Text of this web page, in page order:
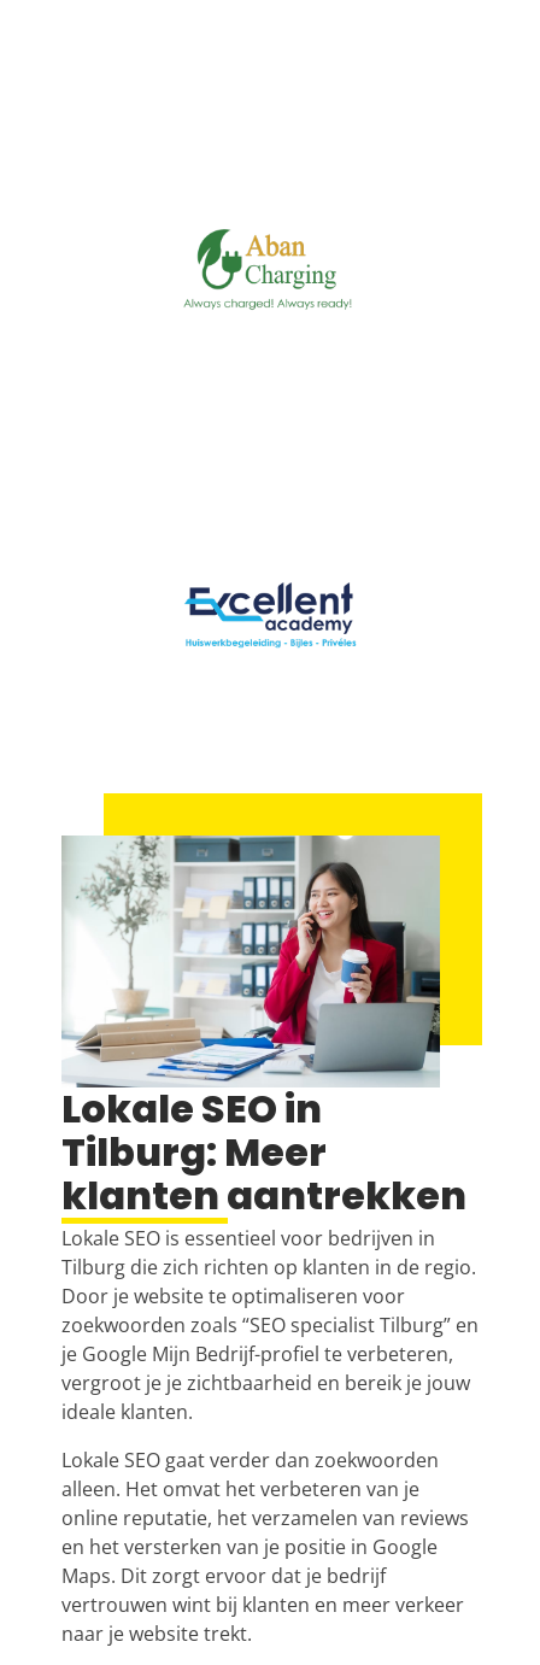
Lokale SEO in
Tilburg: Meer
klanten aantrekken
Lokale SEO is essentieel voor bedrijven in
Tilburg die zich richten op klanten in de regio.
Door je website te optimaliseren voor
zoekwoorden zoals “SEO specialist Tilburg” en
je Google Mijn Bedrijf-profiel te verbeteren,
vergroot je je zichtbaarheid en bereik je jouw
ideale klanten.
Lokale SEO gaat verder dan zoekwoorden
alleen. Het omvat het verbeteren van je
online reputatie, het verzamelen van reviews
en het versterken van je positie in Google
Maps. Dit zorgt ervoor dat je bedrijf
vertrouwen wint bij klanten en meer verkeer
naar je website trekt.